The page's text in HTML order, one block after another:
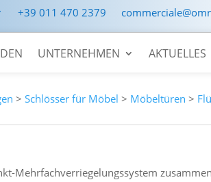
+39 011 470 2379
UNTERNEHMEN AKTUELLES
>Schlösser für Möbel > Möbeltüren >
Mehrfachverriegelungssystem